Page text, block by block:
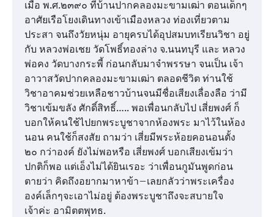
เมื่อ พ.ศ.๒๓๙๐ ที่บ้านปากคลองมะขามเฒ่า ตอนเด็กๆ
อาศัยเรือโยงเดินทางเข้าเมืองหลวง ท่องเที่ยวตาม
ประสา จนถึงวัยหนุ่ม อายุครบได้อุปสมบทเรียนวิชา อยู่
กับ หลวงพ่อเชย วัดโพธิ์ทองล่าง จ.นนทบุรี และ หลวง
พ่อคง วัดบางกระพี้ ก่อนกลับมาจำพรรษา จนเป็น เจ้า
อาวาสวัดปากคลองมะขามเฒ่า ตลอดชีวิต ท่านใช้
วิชาอาคมช่วยเหลือชาวบ้านจนมีชื่อเสียงเลื่องลือ ว่ามี
วิชาเข้มขลัง ศักดิ์สิทธิ์….. พอเพื่อนกลับไป เสี่ยพงศ์ ก็
บอกให้คนใช้ไปยกพระบูชาจากห้องพระ มาไว้ในห้อง
นอน คนใช้ก็สงสัย ถามว่า เสี่ยมีพระห้อยคอนอนตั้ง
๒๐ กว่าองค์ ยังไม่พอหรือ เสี่ยพงศ์ บอกเสียงเข้มว่า
ปกติก็พอ แต่เอ็งไม่ได้ยินเรอะ ว่าเพื่อนกูมันพูดก่อน
ตายว่า คิดถึงอยากมาหาข้า–เลยกลัวว่าพระเครื่อง
องค์เล็กๆจะเอาไม่อยู่ ต้องพระบูชาถึงจะสบายใจ
เจ้าค่ะ อามิตตพุทธ.